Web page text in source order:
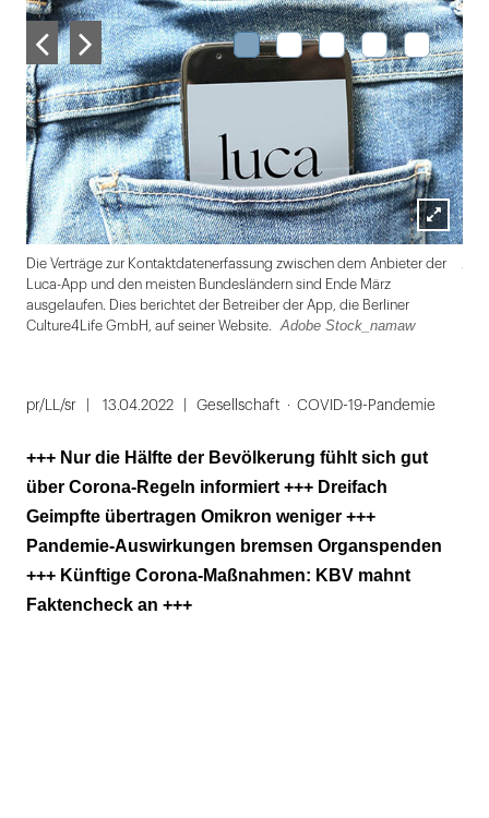
Lightbox
öffnen
Die Verträge zur Kontaktdatenerfassung zwischen dem Anbieter der
Luca-App und den meisten Bundesländern sind Ende März
ausgelaufen. Dies berichtet der Betreiber der App, die Berliner
Culture4Life GmbH, auf seiner Website.
Adobe Stock_namaw
1
5
pr/LL/sr 13.04.2022 Gesellschaft COVID-19-Pandemie
+++ Nur die Hälfte der Bevölkerung fühlt sich gut
über Corona-Regeln informiert +++ Dreifach
Geimpfte übertragen Omikron weniger +++
Pandemie-Auswirkungen bremsen Organspenden
+++ Künftige Corona-Maßnahmen: KBV mahnt
Faktencheck an +++